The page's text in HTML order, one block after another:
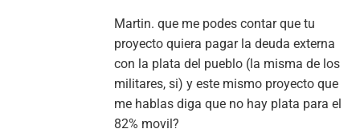
Martin. que me podes contar que tu
proyecto quiera pagar la deuda externa
con la plata del pueblo (la misma de los
militares, si) y este mismo proyecto que
me hablas diga que no hay plata para el
82% movil?